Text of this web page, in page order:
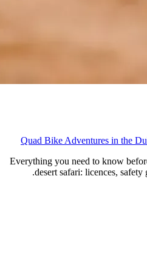
Quad Bike Adventures in the
Everything you need to know
desert safari: licences, safety